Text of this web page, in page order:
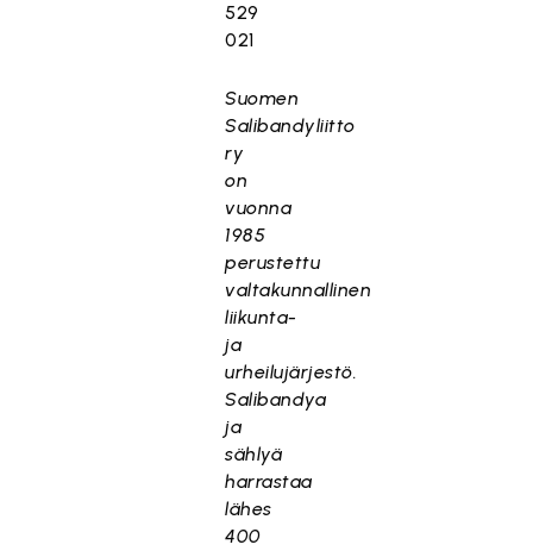
529
021
Suomen
Salibandyliitto
ry
on
vuonna
1985
perustettu
valtakunnallinen
liikunta-
ja
urheilujärjestö.
Salibandya
ja
sählyä
harrastaa
lähes
400